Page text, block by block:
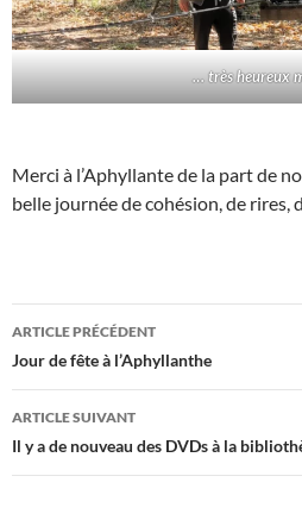
… très heureux
Merci à l’Aphyllante de la part de
belle journée de cohésion, de rires,
Navigation
des
articles
ARTICLE PRÉCÉDENT
Jour de fête à l’Aphyllanthe
ARTICLE SUIVANT
Il y a de nouveau des DVDs à la